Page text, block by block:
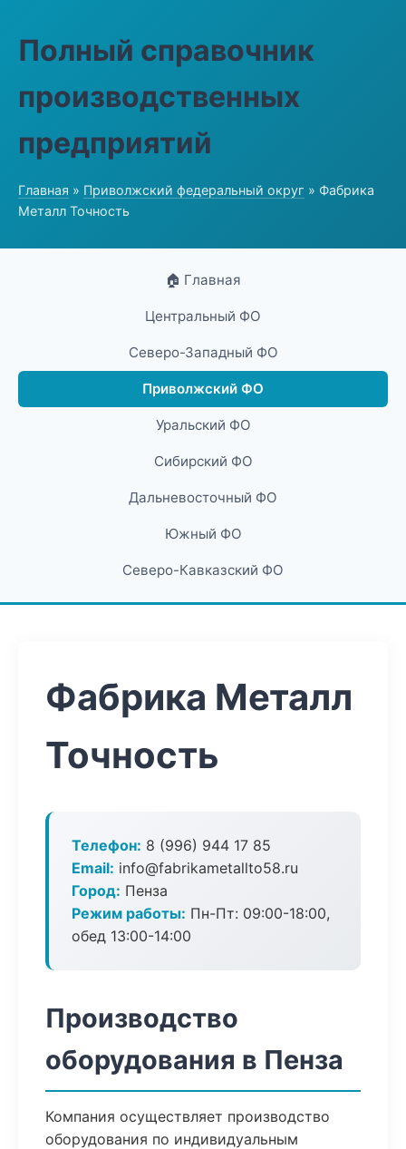
Полный справочник
производственных
предприятий
Главная » Приволжский федеральный округ » Фабрика
Металл Точность
🏠 Главная
Центральный ФО
Северо-Западный ФО
Приволжский ФО
Уральский ФО
Сибирский ФО
Дальневосточный ФО
Южный ФО
Северо-Кавказский ФО
Фабрика Металл
Точность
Телефон: 8 (996) 944 17 85
Email: info@fabrikametallto58.ru
Город: Пенза
Режим работы: Пн-Пт: 09:00-18:00,
обед 13:00-14:00
Производство
оборудования в Пенза
Компания осуществляет производство
оборудования по индивидуальным